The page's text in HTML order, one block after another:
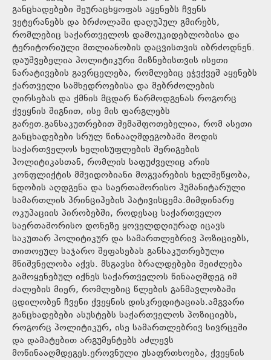
განცხადებები შეურაცხყოფას აყენებს ჩვენს
ვეტერანებს და ბრძოლაში დაღუპულ გმირებს,
რომლებიც საქართველოს დამოუკიდებლობისა და
ტერიტორიული მთლიანობის დაცვისთვის იბრძოდნენ.
დაუშვებელია პოლიტიკური მიზნებისთვის ისეთი
ნარატივების გავრცელება, რომლებიც ეჭვქვეშ აყენებს
ქართველი სამხედროებისა და მებრძოლების
ღირსებას და ქმნის მცდარ წარმოდგენას როგორც
ქვეყნის შიგნით, ისე მის ფარგლებს
გარეთ.განსაკუთრებით შემაშფოთებელია, რომ ასეთი
განცხადებები სრულ წინააღმდეგობაში მოდის
საქართველოს ხელისუფლების შერიგების
პოლიტიკასთან, რომლის საფუძველიც არის
კონფლიქტის მშვიდობიანი მოგვარების ხელშეწყობა,
ნდობის აღდგენა და საერთაშორისო ჰუმანიტარული
სამართლის პრინციპების პატივისცემა.მიმდინარე
ოკუპაციის პირობებში, როდესაც საქართველო
საერთაშორისო დონეზე ყოველდღიურად იცავს
საკუთარ პოლიტიკურ და სამართლებრივ პოზიციებს,
თითოეულ საჯარო შეფასებას განსაკუთრებული
მნიშვნელობა აქვს. მსგავსი ბრალდებები შეიძლება
გამოყენებულ იქნეს საქართველოს წინააღმდეგ იმ
ძალების მიერ, რომლებიც წლების განმავლობაში
ცდილობენ ჩვენი ქვეყნის დისკრედიტაციას.ამგვარი
განცხადებები ასუსტებს საქართველოს პოზიციებს,
როგორც პოლიტიკურ, ისე სამართლებრივ სივრცეში
და დამატებით არგუმენტებს აძლევს
მოწინააღმდეგეს.ეროვნული უსაფრთხოება, ქვეყნის